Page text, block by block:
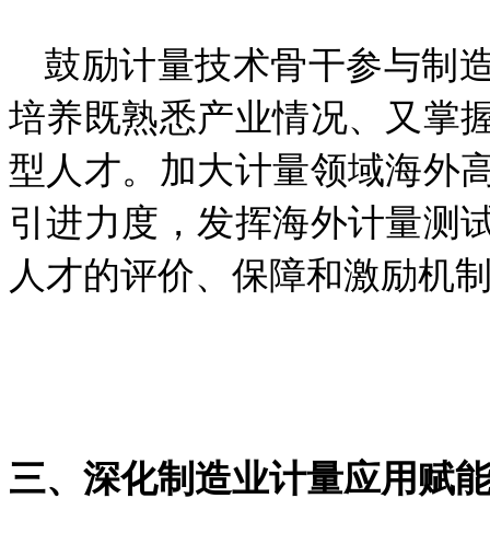
鼓励计量技术骨干参与制
培养既熟悉产业情况、又掌
型人才。加大计量领域海外
引进力度，发挥海外计量测
人才的评价、保障和激励机
三、深化制造业计量应用赋